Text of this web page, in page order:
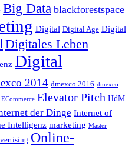
Big Data blackforestspace
Digital Digital Age Digital
Digitales Leben
Digital
2014 dmexco 2016 dmexco
ECommerce Elevator Pitch HdM
der Dinge Internet of
Intelligenz marketing Master
Online-